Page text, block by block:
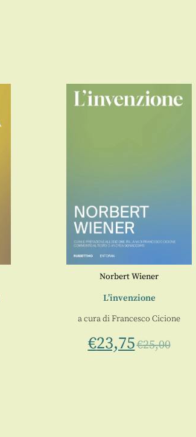
Norbert Wiener
L’invenzione
a cura diFrancesco Cicione
€23,75€25,00